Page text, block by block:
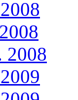
2008